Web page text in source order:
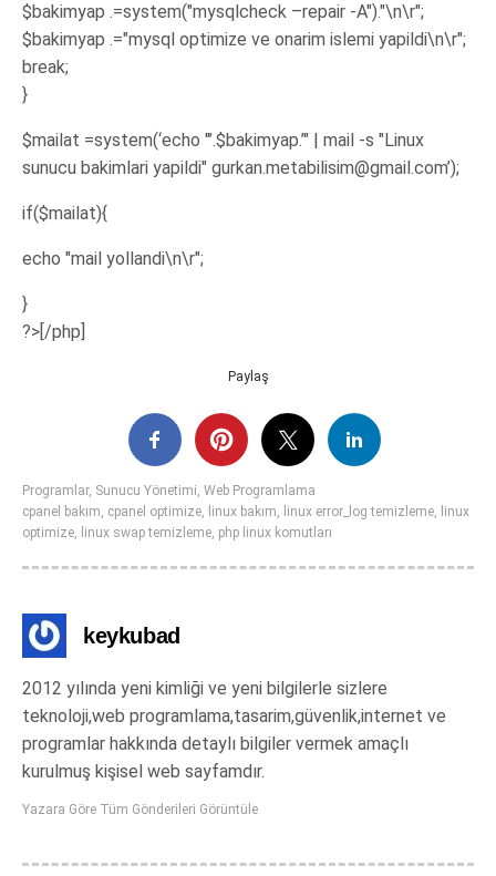
$bakimyap .=system("mysqlcheck –repair -A")."\n\r";
$bakimyap .="mysql optimize ve onarim islemi yapildi\n\r";
break;
}
$mailat =system(‘echo "’.$bakimyap.’" | mail -s "Linux
sunucu bakimlari yapildi" gurkan.metabilisim@gmail.com’);
if($mailat){
echo "mail yollandi\n\r";
}
?>[/php]
Paylaş
Programlar, Sunucu Yönetimi, Web Programlama
cpanel bakım, cpanel optimize, linux bakım, linux error_log temizleme, linux
optimize, linux swap temizleme, php linux komutları
keykubad
2012 yılında yeni kimliği ve yeni bilgilerle sizlere
teknoloji,web programlama,tasarim,güvenlik,internet ve
programlar hakkında detaylı bilgiler vermek amaçlı
kurulmuş kişisel web sayfamdır.
Yazara Göre Tüm Gönderileri Görüntüle